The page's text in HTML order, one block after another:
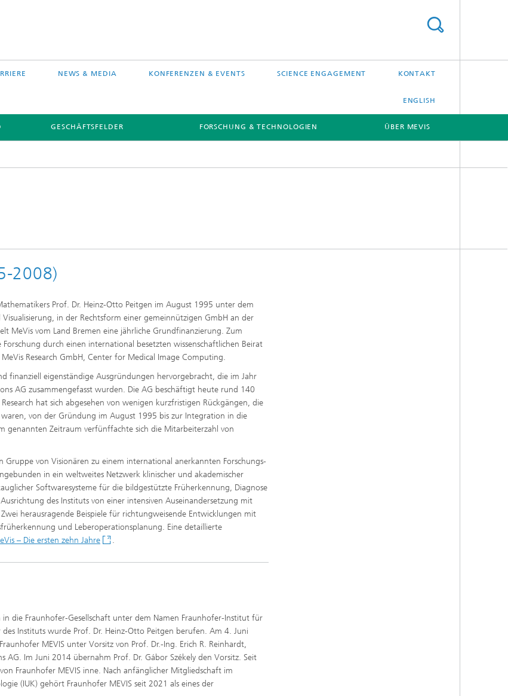
NEWS & MEDIA KONFERENZEN & EVENTS SCIENCE ENGAGEMENT KONTAKT
ENGLISH
GESCHÄFTSFELDER FORSCHUNG & TECHNOLOGIEN ÜBER MEVIS
2008)
Prof. Dr. Heinz-Otto Peitgen im August 1995 unter dem
in der Rechtsform einer gemeinnützigen GmbH an der
MeVis vom Land Bremen eine jährliche Grundfinanzierung. Zum
durch einen international besetzten wissenschaftlichen Beirat
Research GmbH, Center for Medical Image Computing.
finanziell eigenständige Ausgründungen hervorgebracht, die im Jahr
AG zusammengefasst wurden. Die AG beschäftigt heute rund 140
hat sich abgesehen von wenigen kurzfristigen Rückgängen, die
von der Gründung im August 1995 bis zur Integration in die
genannten Zeitraum verfünffachte sich die Mitarbeiterzahl von
von Visionären zu einem international anerkannten Forschungs-
in ein weltweites Netzwerk klinischer und akademischer
Softwaresysteme für die bildgestützte Früherkennung, Diagnose
des Instituts von einer intensiven Auseinandersetzung mit
herausragende Beispiele für richtungweisende Entwicklungen mit
und Leberoperationsplanung. Eine detaillierte
– Die ersten zehn Jahre .
die Fraunhofer-Gesellschaft unter dem Namen Fraunhofer-Institut für
Instituts wurde Prof. Dr. Heinz-Otto Peitgen berufen. Am 4. Juni
MEVIS unter Vorsitz von Prof. Dr.-Ing. Erich R. Reinhardt,
AG. Im Juni 2014 übernahm Prof. Dr. Gábor Székely den Vorsitz. Seit
Fraunhofer MEVIS inne. Nach anfänglicher Mitgliedschaft im
(IUK) gehört Fraunhofer MEVIS seit 2021 als eines der